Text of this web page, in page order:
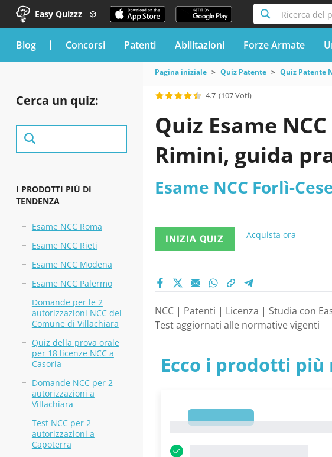
Easy Quizzz Ricerca del
blog Concorsi Patenti Abilitazioni Forze Armate
Cerca un quiz:
I PRODOTTI PIÙ DI
TENDENZA
Esame NCC Roma
Esame NCC Rieti
Esame NCC Modena
Esame NCC Palermo
Domande per le 2
autorizzazioni NCC del
Comune di Villachiara
Quiz della prova orale
per 18 licenze NCC a
Casoria
Domande NCC per 2
autorizzazioni a
Villachiara
Test NCC per 2
autorizzazioni a
Capoterra
Pagina iniziale Quiz Patente Quiz Patente
4.7 (107 Voti)
Quiz Esame
Rimini, guida
Esame NCC Forlì-
INIZIA QUIZ Acquista ora
NCC | Patenti | Licenza | Studia con
Test aggiornati alle normative vigenti
Ecco i prodotti